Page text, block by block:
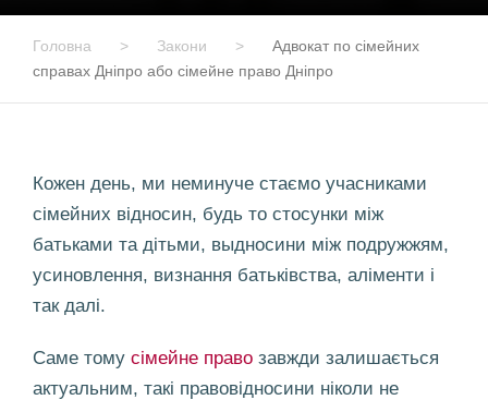
Головна > Закони >
Адвокат по сімейних
справах Дніпро або сімейне право Дніпро
Кожен день, ми неминуче стаємо учасниками
сімейних відносин, будь то cтосунки між
батьками та дітьми, выдносини між подружжям,
усиновлення, визнання батьківства, аліменти і
так далі.
Саме тому сімейне право завжди залишається
актуальним, такі правовідносини ніколи не